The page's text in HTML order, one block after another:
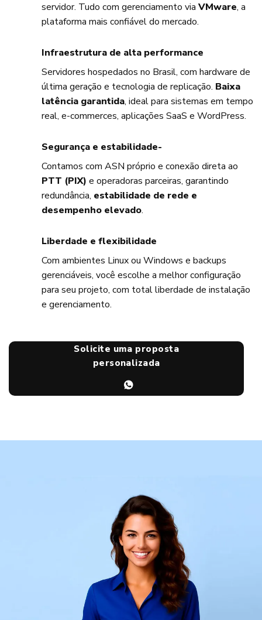
servidor. Tudo com gerenciamento via VMware, a
plataforma mais confiável do mercado.
Infraestrutura de alta performance
Servidores hospedados no Brasil, com hardware de
última geração e tecnologia de replicação. Baixa
latência garantida, ideal para sistemas em tempo
real, e-commerces, aplicações SaaS e WordPress.
Segurança e estabilidade-
Contamos com ASN próprio e conexão direta ao
PTT (PIX) e operadoras parceiras, garantindo
redundância, estabilidade de rede e
desempenho elevado.
Liberdade e flexibilidade
Com ambientes Linux ou Windows e backups
gerenciáveis, você escolhe a melhor configuração
para seu projeto, com total liberdade de instalação
e gerenciamento.
Solicite uma proposta
personalizada